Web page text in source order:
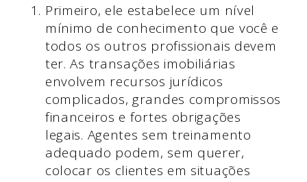
Primeiro, ele estabelece um nível
mínimo de conhecimento que você e
todos os outros profissionais devem
ter. As transações imobiliárias
envolvem recursos jurídicos
complicados, grandes compromissos
financeiros e fortes obrigações
legais. Agentes sem treinamento
adequado podem, sem querer,
colocar os clientes em situações